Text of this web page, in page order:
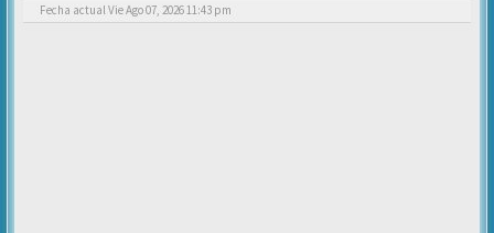
Fecha actual Vie Ago 07, 2026 11:43 pm